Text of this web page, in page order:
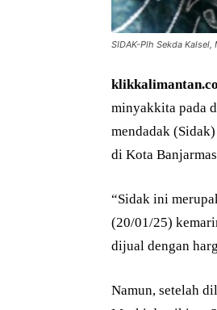
SIDAK-Plh Sekda
minyakkita pada
mendadak
di Kota
“Sidak ini
(20/01/25)
dijual dengan
Namun, setelah